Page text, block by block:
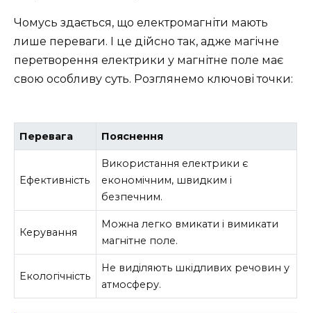
Чомусь здається, що електромагніти мають
лише переваги. І це дійсно так, адже магічне
перетворення електрики у магнітне поле має
свою особливу суть. Розглянемо ключові точки:
Перевага Пояснення
Ефективність
Використання електрики є
економічним, швидким і
безпечним.
Керування
Можна легко вмикати і вимикати
магнітне поле.
Екологічність
Не виділяють шкідливих речовин у
атмосферу.